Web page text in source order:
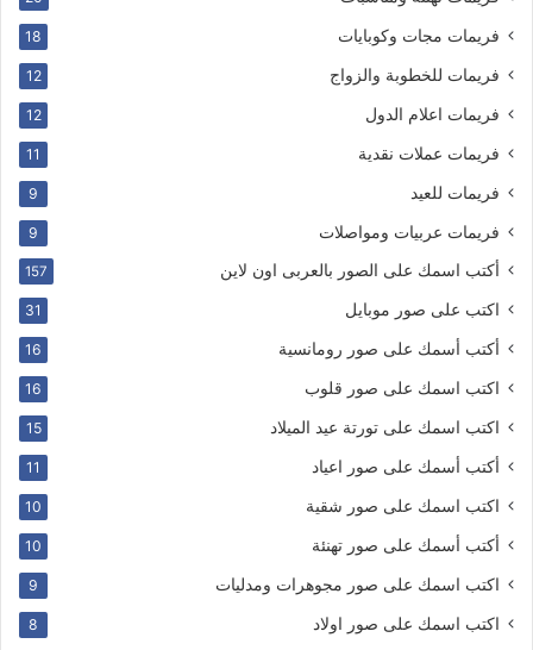
فريمات مجات وكوبايات 18
فريمات للخطوبة والزواج 12
فريمات اعلام الدول 12
فريمات عملات نقدية 11
فريمات للعيد 9
فريمات عربيات ومواصلات 9
أكتب اسمك على الصور بالعربى اون لاين 157
اكتب على صور موبايل 31
أكتب أسمك على صور رومانسية 16
اكتب اسمك على صور قلوب 16
اكتب اسمك على تورتة عيد الميلاد 15
أكتب أسمك على صور اعياد 11
اكتب اسمك على صور شقية 10
أكتب أسمك على صور تهنئة 10
اكتب اسمك على صور مجوهرات ومدليات 9
اكتب اسمك على صور اولاد 8